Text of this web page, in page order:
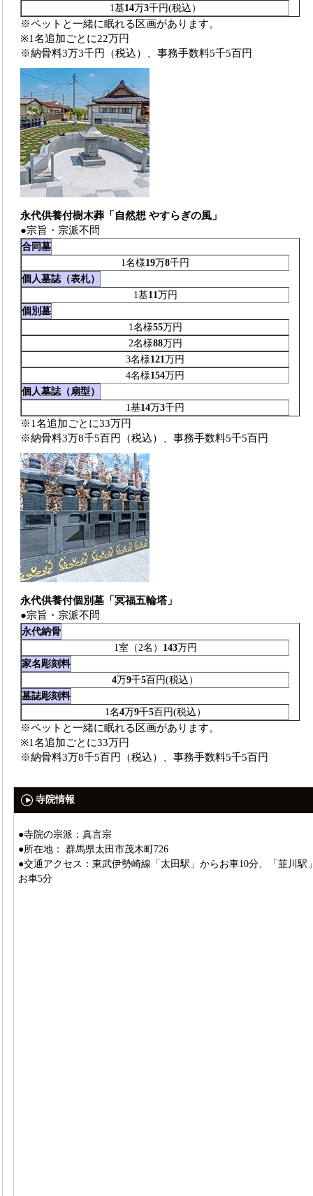
1基14万3千円(税込）
※ペットと一緒に眠れる区画があります。
※1名追加ごとに22万円
※納骨料3万3千円（税込）、事務手数料5千5百円
永代供養付樹木葬「自然想 やすらぎの風」
●宗旨・宗派不問
合同墓
1名様19万8千円
個人墓誌（表札）
1基11万円
個別墓
1名様55万円
2名様88万円
3名様121万円
4名様154万円
個人墓誌（扇型）
1基14万3千円
※1名追加ごとに33万円
※納骨料3万8千5百円（税込）、事務手数料5千5百円
永代供養付個別墓「冥福五輪塔」
●宗旨・宗派不問
永代納骨
1室（2名） 143万円
家名彫刻料
4万9千5百円(税込）
墓誌彫刻料
1名4万9千5百円(税込）
※ペットと一緒に眠れる区画があります。
※1名追加ごとに33万円
※納骨料3万8千5百円（税込）、事務手数料5千5百円
寺院情報
●寺院の宗派：真言宗
●所在地： 群馬県太田市茂木町726
●交通アクセス：東武伊勢崎線「太田駅」からお車10分、「韮川駅
お車5分